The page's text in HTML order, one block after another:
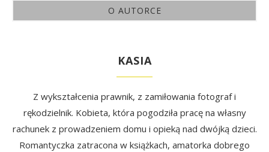
O AUTORCE
KASIA
Z wykształcenia prawnik, z zamiłowania fotograf i
rękodzielnik. Kobieta, która pogodziła pracę na własny
rachunek z prowadzeniem domu i opieką nad dwójką dzieci.
Romantyczka zatracona w książkach, amatorka dobrego